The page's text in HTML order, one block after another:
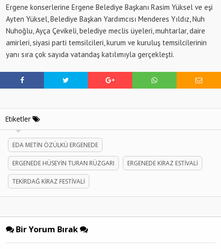
Ergene konserlerine Ergene Belediye Başkanı Rasim Yüksel ve eşi
Ayten Yüksel, Belediye Başkan Yardımcısı Menderes Yıldız, Nuh
Nuhoğlu, Ayça Çevikeli, belediye meclis üyeleri, muhtarlar, daire
amirleri, siyasi parti temsilcileri, kurum ve kuruluş temsilcilerinin
yanı sıra çok sayıda vatandaş katılımıyla gerçekleşti.
Etiketler
EDA METİN ÖZÜLKÜ ERGENEDE
ERGENEDE HÜSEYİN TURAN RÜZGARI ERGENEDE KİRAZ ESTİVALİ
TEKİRDAĞ KİRAZ FESTİVALİ
Bir Yorum Bırak